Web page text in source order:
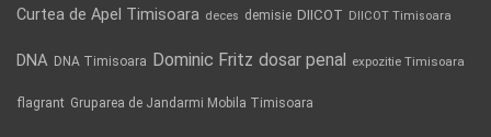
Curtea de Apel Timisoara deces demisie DIICOT DIICOT Timisoara
DNA DNA Timisoara Dominic Fritz dosar penal expozitie Timisoara
flagrant Gruparea de Jandarmi Mobila Timisoara